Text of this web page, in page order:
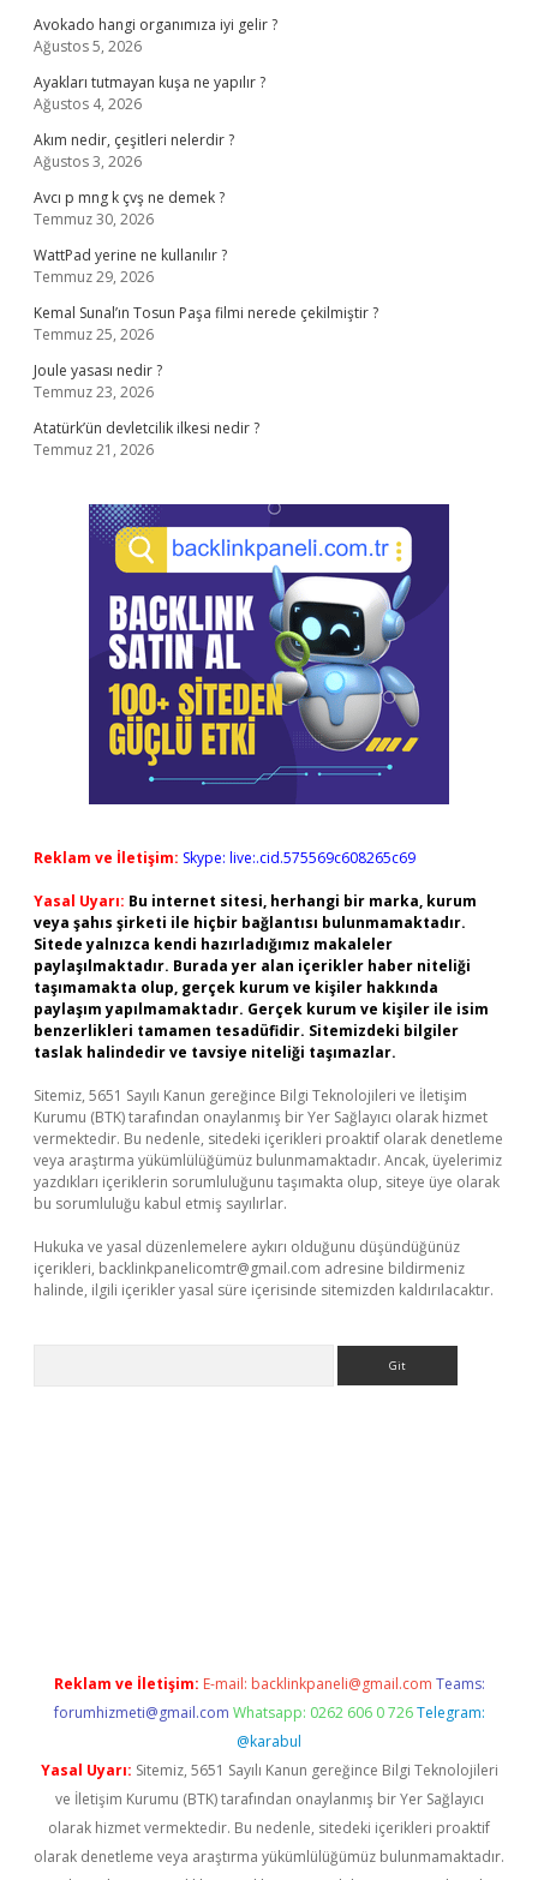
Avokado hangi organımıza iyi gelir ?
Ağustos 5, 2026
Ayakları tutmayan kuşa ne yapılır ?
Ağustos 4, 2026
Akım nedir, çeşitleri nelerdir ?
Ağustos 3, 2026
Avcı p mng k çvş ne demek ?
Temmuz 30, 2026
WattPad yerine ne kullanılır ?
Temmuz 29, 2026
Kemal Sunal’ın Tosun Paşa filmi nerede çekilmiştir ?
Temmuz 25, 2026
Joule yasası nedir ?
Temmuz 23, 2026
Atatürk’ün devletcilik ilkesi nedir ?
Temmuz 21, 2026
Reklam ve İletişim: Skype: live:.cid.575569c608265c69
Yasal Uyarı: Bu internet sitesi, herhangi bir marka, kurum
veya şahıs şirketi ile hiçbir bağlantısı bulunmamaktadır.
Sitede yalnızca kendi hazırladığımız makaleler
paylaşılmaktadır. Burada yer alan içerikler haber niteliği
taşımamakta olup, gerçek kurum ve kişiler hakkında
paylaşım yapılmamaktadır. Gerçek kurum ve kişiler ile isim
benzerlikleri tamamen tesadüfidir. Sitemizdeki bilgiler
taslak halindedir ve tavsiye niteliği taşımazlar.
Sitemiz, 5651 Sayılı Kanun gereğince Bilgi Teknolojileri ve İletişim
Kurumu (BTK) tarafından onaylanmış bir Yer Sağlayıcı olarak hizmet
vermektedir. Bu nedenle, sitedeki içerikleri proaktif olarak denetleme
veya araştırma yükümlülüğümüz bulunmamaktadır. Ancak, üyelerimiz
yazdıkları içeriklerin sorumluluğunu taşımakta olup, siteye üye olarak
bu sorumluluğu kabul etmiş sayılırlar.
Hukuka ve yasal düzenlemelere aykırı olduğunu düşündüğünüz
içerikleri, backlinkpanelicomtr@gmail.com adresine bildirmeniz
halinde, ilgili içerikler yasal süre içerisinde sitemizden kaldırılacaktır.
Reklam ve İletişim: E-mail: backlinkpaneli@gmail.com Teams:
forumhizmeti@gmail.com Whatsapp: 0262 606 0 726 Telegram:
@karabul
Yasal Uyarı: Sitemiz, 5651 Sayılı Kanun gereğince Bilgi Teknolojileri
ve İletişim Kurumu (BTK) tarafından onaylanmış bir Yer Sağlayıcı
olarak hizmet vermektedir. Bu nedenle, sitedeki içerikleri proaktif
olarak denetleme veya araştırma yükümlülüğümüz bulunmamaktadır.